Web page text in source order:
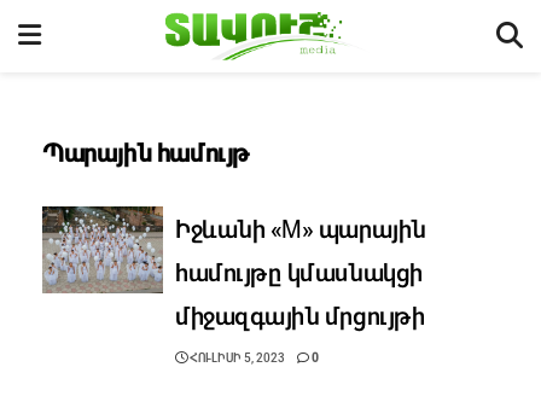
Պարային համույթ
Իջևանի «M» պարային
համույթը կմասնակցի
միջազգային մրցույթի
ՀՈՒԼԻՍԻ 5, 2023 0